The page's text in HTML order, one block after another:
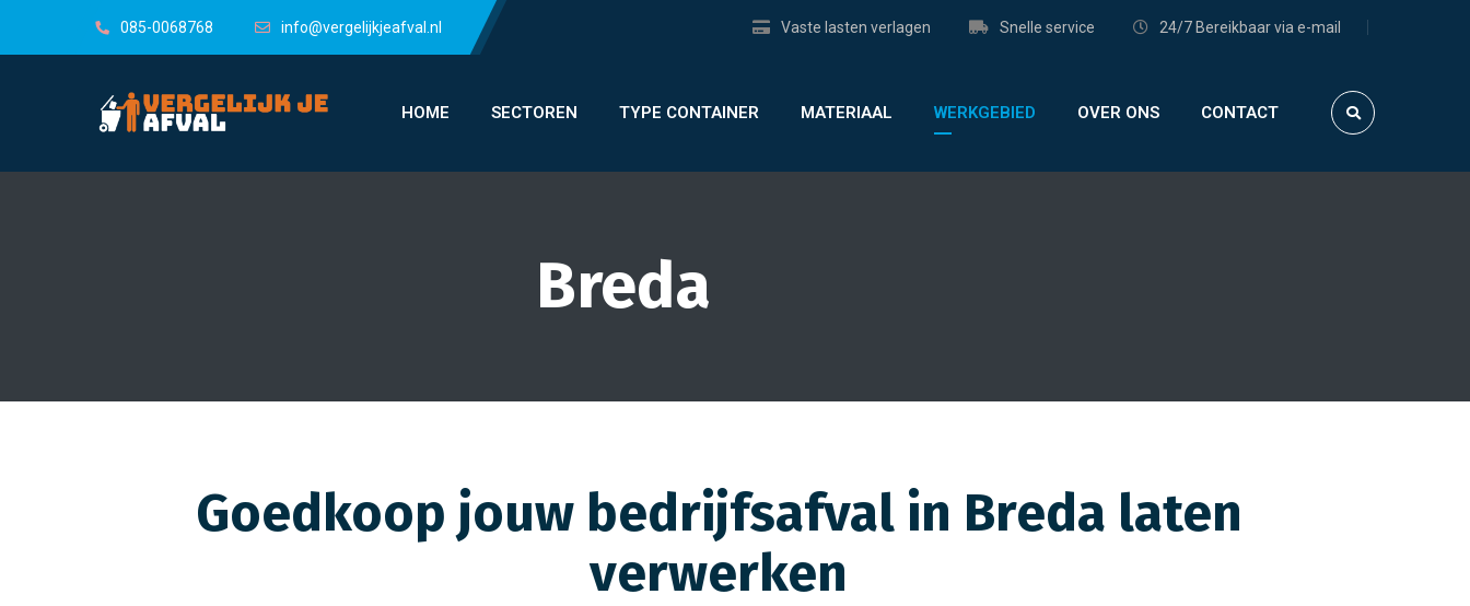
085-0068768 info@vergelijkjeafval.nl Vaste lasten verlagen Snelle service 24/7 Bereikbaar via e-mail
HOME SECTOREN TYPE CONTAINER MATERIAAL WERKGEBIED OVER ONS CONTACT
Breda
Goedkoop jouw bedrijfsafval in Breda laten
verwerken